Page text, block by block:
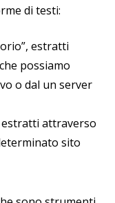
di testi:
estratti
possiamo
o dal un server
estratti attraverso
sito